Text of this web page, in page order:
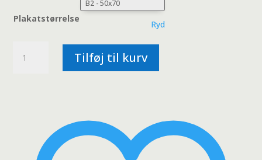
Plakatstørrelse
Ryd
Club
Tilføj til kurv